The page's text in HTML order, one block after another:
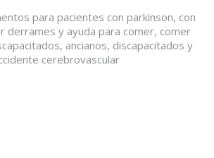
para pacientes con parkinson, con
derrames y ayuda para comer, comer
ancianos, discapacitados y
cerebrovascular